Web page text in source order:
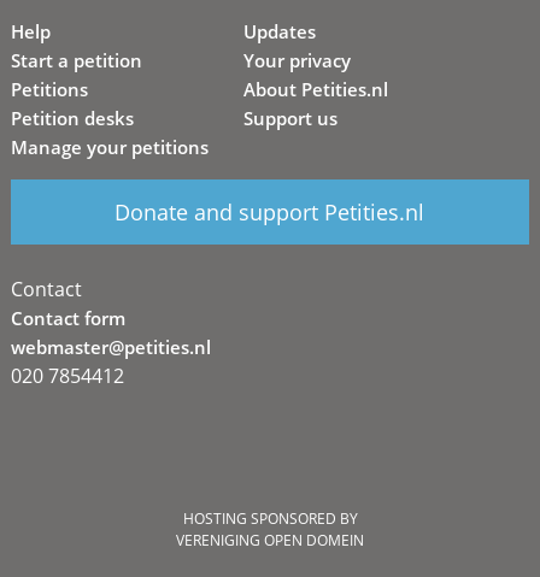
Help
Start a petition
Petitions
Petition desks
Manage your petitions
Updates
Your privacy
About Petities.nl
Support us
Donate and support Petities.nl
Contact
Contact form
webmaster@petities.nl
020 7854412
HOSTING SPONSORED BY
VERENIGING OPEN DOMEIN